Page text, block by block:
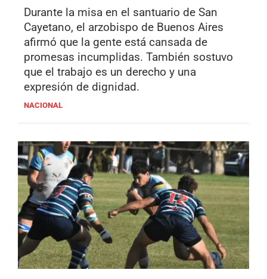
Durante la misa en el santuario de San
Cayetano, el arzobispo de Buenos Aires
afirmó que la gente está cansada de
promesas incumplidas. También sostuvo
que el trabajo es un derecho y una
expresión de dignidad.
NACIONAL